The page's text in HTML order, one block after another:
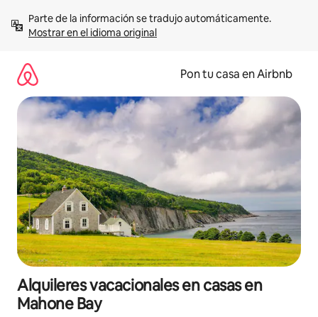
contenidoMostrar en el idioma original
Pon tu casa en Airbnb
Alquileres vacacionales en casas en
Mahone Bay